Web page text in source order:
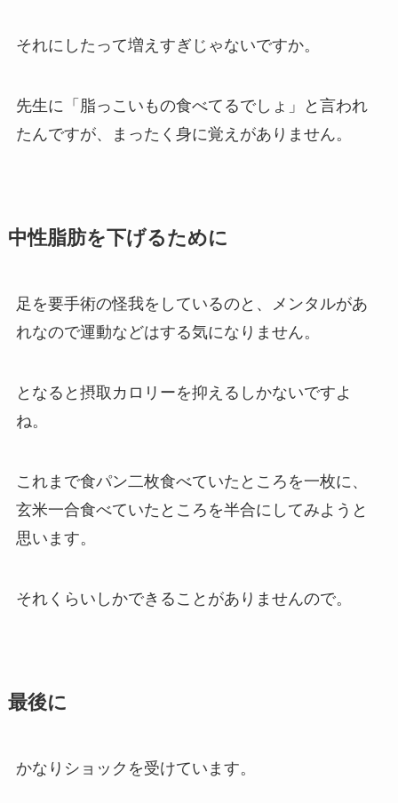
それにしたって増えすぎじゃないですか。
先生に「脂っこいもの食べてるでしょ」と言われ
たんですが、まったく身に覚えがありません。
中性脂肪を下げるために
足を要手術の怪我をしているのと、メンタルがあ
れなので運動などはする気になりません。
となると摂取カロリーを抑えるしかないですよ
ね。
これまで食パン二枚食べていたところを一枚に、
玄米一合食べていたところを半合にしてみようと
思います。
それくらいしかできることがありませんので。
最後に
かなりショックを受けています。